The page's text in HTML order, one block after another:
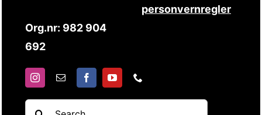
Org.nr: 982 904
692
personvernregler
Søk